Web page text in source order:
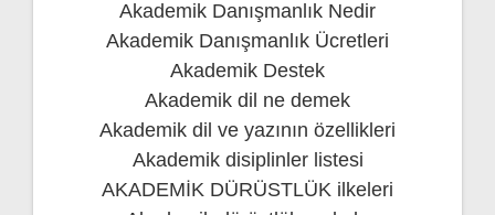
Akademik Danışmanlık Nedir
Akademik Danışmanlık Ücretleri
Akademik Destek
Akademik dil ne demek
Akademik dil ve yazının özellikleri
Akademik disiplinler listesi
AKADEMİK DÜRÜSTLÜK ilkeleri